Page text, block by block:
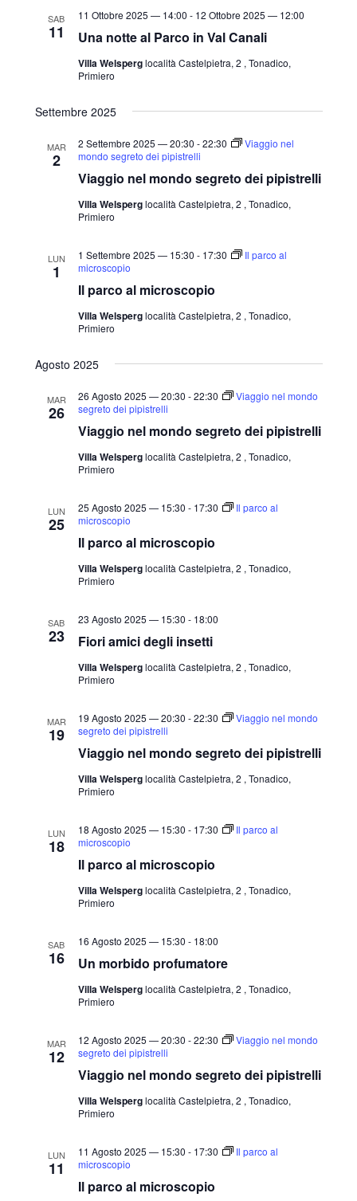
n
SAB
11 Una notte al Parco in Val Canali
11 Ottobre 2025 — 14:00 - 12 Ottobre 2025 — 12:00
Villa Welsperglocalità Castelpietra, 2 , Tonadico,
Primiero
Settembre 2025
MAR
2
Viaggio nel mondo segreto dei pipistrelli
2 Settembre 2025 — 20:30 -22:30
Viaggio nel
mondo segreto dei pipistrelli
Villa Welsperglocalità Castelpietra, 2 , Tonadico,
Primiero
LUN
1
Il parco al microscopio
1 Settembre 2025 — 15:30 - 17:30
Il parco al
microscopio
Villa Welsperglocalità Castelpietra, 2 , Tonadico,
Primiero
Agosto 2025
MAR
26
Viaggio nel mondo segreto dei pipistrelli
26 Agosto 2025 — 20:30 -22:30
Viaggio nel mondo
segreto dei pipistrelli
Villa Welsperglocalità Castelpietra, 2 , Tonadico,
Primiero
LUN
25
Il parco al microscopio
25 Agosto 2025 — 15:30 - 17:30
Il parco al
microscopio
Villa Welsperglocalità Castelpietra, 2 , Tonadico,
Primiero
SAB
23 Fiori amici degli insetti
23 Agosto 2025 — 15:30 - 18:00
Villa Welsperglocalità Castelpietra, 2 , Tonadico,
Primiero
MAR
19
Viaggio nel mondo segreto dei pipistrelli
19 Agosto 2025 — 20:30 -22:30
Viaggio nel mondo
segreto dei pipistrelli
Villa Welsperglocalità Castelpietra, 2 , Tonadico,
Primiero
LUN
18
Il parco al microscopio
18 Agosto 2025 — 15:30 - 17:30
Il parco al
microscopio
Villa Welsperglocalità Castelpietra, 2 , Tonadico,
Primiero
SAB
16 Un morbido profumatore
16 Agosto 2025 — 15:30 - 18:00
Villa Welsperglocalità Castelpietra, 2 , Tonadico,
Primiero
MAR
12
Viaggio nel mondo segreto dei pipistrelli
12 Agosto 2025 — 20:30 -22:30
Viaggio nel mondo
segreto dei pipistrelli
Villa Welsperglocalità Castelpietra, 2 , Tonadico,
Primiero
LUN
11
Il parco al microscopio
11 Agosto 2025 — 15:30 - 17:30
Il parco al
microscopio